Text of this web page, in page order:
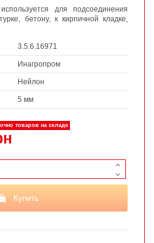
для подсоединения
бетону, к кирпичной кладке,
3.5.6.16971
Инагропром
Нейлон
5 мм
товаров на складе
Купить